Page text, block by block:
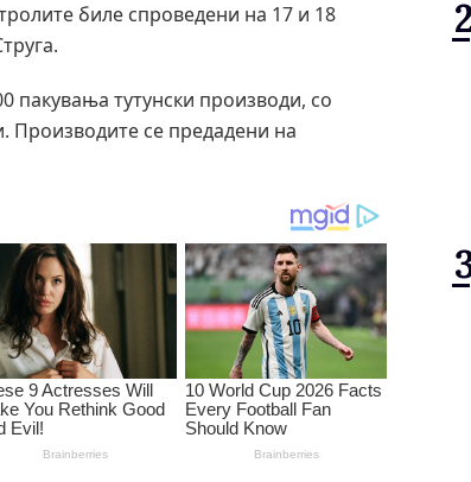
биле спроведени на 17 и 18
тутунски производи, со
Производите се предадени на